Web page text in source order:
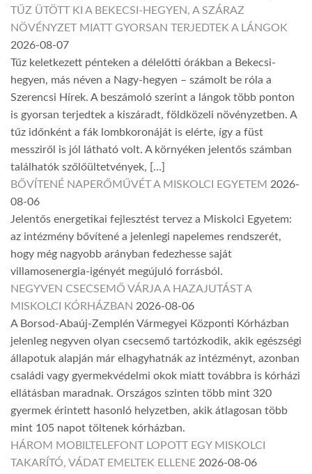
TŰZ ÜTÖTT KI A BEKECSI-HEGYEN, A SZÁRAZ
NÖVÉNYZET MIATT GYORSAN TERJEDTEK A LÁNGOK
2026-08-07
Tűz keletkezett pénteken a délelőtti órákban a Bekecsi-
hegyen, más néven a Nagy-hegyen – számolt be róla a
Szerencsi Hírek. A beszámoló szerint a lángok több ponton
is gyorsan terjedtek a kiszáradt, földközeli növényzetben. A
tűz időnként a fák lombkoronáját is elérte, így a füst
messziről is jól látható volt. A környéken jelentős számban
találhatók szőlőültetvények, […]
BŐVÍTENÉ NAPERŐMŰVÉT A MISKOLCI EGYETEM 2026-
08-06
Jelentős energetikai fejlesztést tervez a Miskolci Egyetem:
az intézmény bővítené a jelenlegi napelemes rendszerét,
hogy még nagyobb arányban fedezhesse saját
villamosenergia-igényét megújuló forrásból.
NEGYVEN CSECSEMŐ VÁRJA A HAZAJUTÁST A
MISKOLCI KÓRHÁZBAN 2026-08-06
A Borsod-Abaúj-Zemplén Vármegyei Központi Kórházban
jelenleg negyven olyan csecsemő tartózkodik, akik egészségi
állapotuk alapján már elhagyhatnák az intézményt, azonban
családi vagy gyermekvédelmi okok miatt továbbra is kórházi
ellátásban maradnak. Országos szinten több mint 320
gyermek érintett hasonló helyzetben, akik átlagosan több
mint 105 napot töltenek kórházban.
HÁROM MOBILTELEFONT LOPOTT EGY MISKOLCI
TAKARÍTÓ, VÁDAT EMELTEK ELLENE 2026-08-06